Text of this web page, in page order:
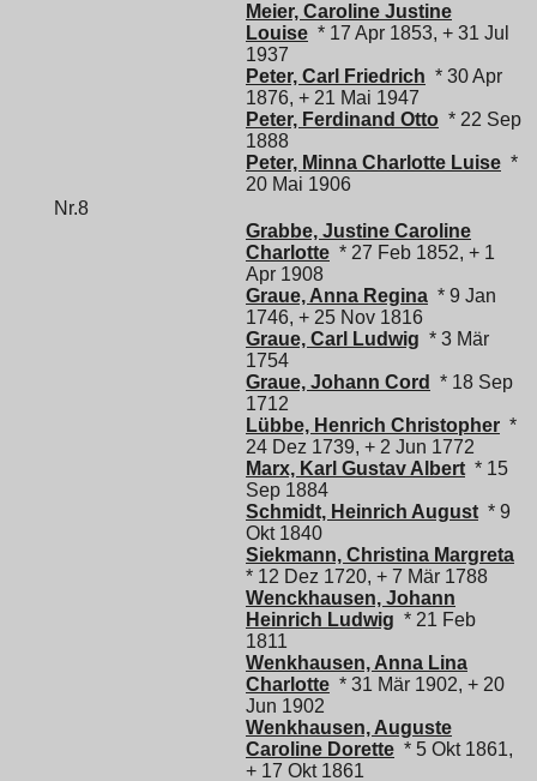
Meier, Caroline Justine
Louise * 17 Apr 1853, + 31 Jul
1937
Peter, Carl Friedrich * 30 Apr
1876, + 21 Mai 1947
Peter, Ferdinand Otto * 22 Sep
1888
Peter, Minna Charlotte Luise *
20 Mai 1906
Nr.8
Grabbe, Justine Caroline
Charlotte * 27 Feb 1852, + 1
Apr 1908
Graue, Anna Regina * 9 Jan
1746, + 25 Nov 1816
Graue, Carl Ludwig * 3 Mär
1754
Graue, Johann Cord
* 18 Sep
1712
Lübbe, Henrich Christopher *
24 Dez 1739, + 2 Jun 1772
Marx, Karl Gustav Albert * 15
Sep 1884
Schmidt, Heinrich August * 9
Okt 1840
Siekmann, Christina Margreta
* 12 Dez 1720, + 7 Mär 1788
Wenckhausen, Johann
Heinrich Ludwig * 21 Feb
1811
Wenkhausen, Anna Lina
Charlotte * 31 Mär 1902, + 20
Jun 1902
Wenkhausen, Auguste
Caroline Dorette * 5 Okt 1861,
+ 17 Okt 1861